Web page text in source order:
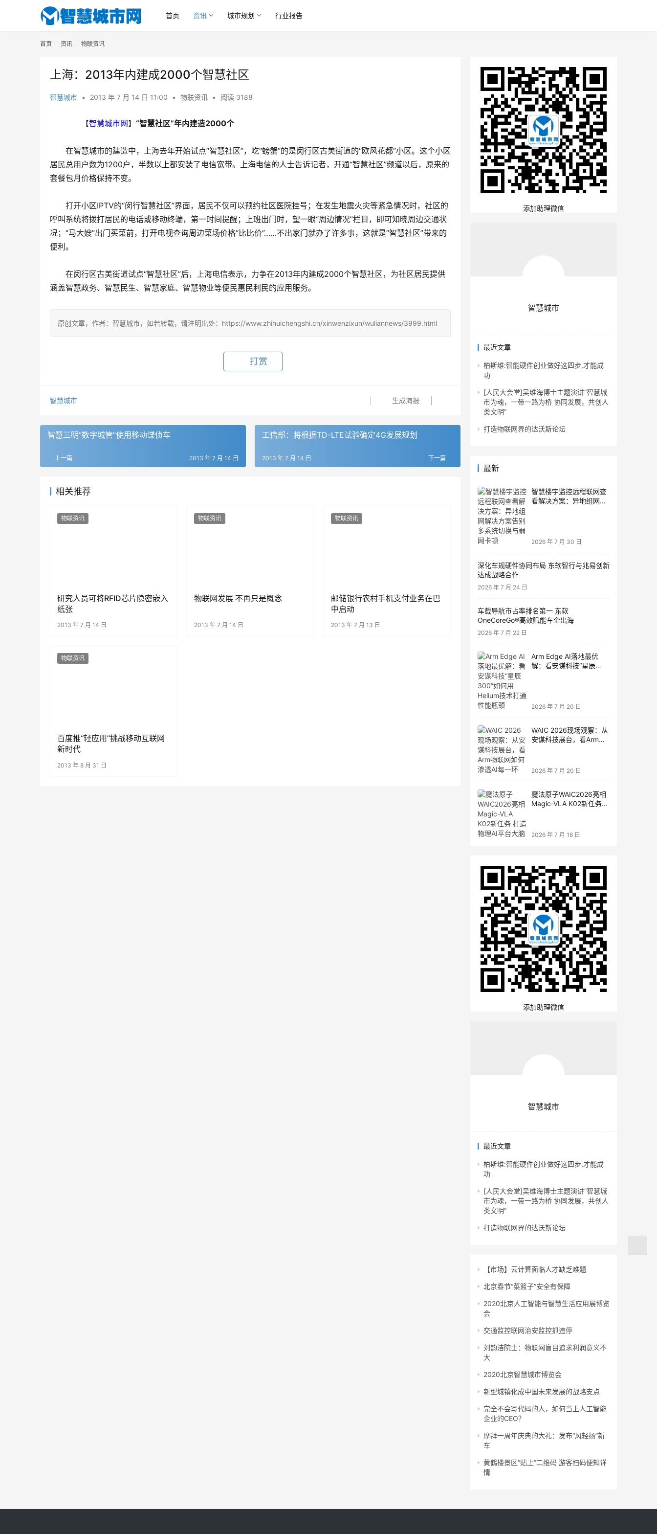
首页 资讯 城市规划 行业报告
首页 资讯 物联资讯
上海：2013年内建成2000个智慧社区
智慧城市 • 2013 年 7 月 14 日 11:00 • 物联资讯 • 阅读 3188
【智慧城市网】 “智慧社区”年内建造2000个
在智慧城市的建造中，上海去年开始试点“智慧社区”，吃“螃蟹”的是闵行区古美街道的“欧风花都”小区。这个小区
居民总用户数为1200户，半数以上都安装了电信宽带。上海电信的人士告诉记者，开通“智慧社区”频道以后，原来的
套餐包月价格保持不变。
打开小区IPTV的“闵行智慧社区”界面，居民不仅可以预约社区医院挂号；在发生地震火灾等紧急情况时，社区的
呼叫系统将拨打居民的电话或移动终端，第一时间提醒；上班出门时，望一眼“周边情况”栏目，即可知晓周边交通状
况；“马大嫂”出门买菜前，打开电视查询周边菜场价格“比比价”……不出家门就办了许多事，这就是“智慧社区”带来的
便利。
在闵行区古美街道试点“智慧社区”后，上海电信表示，力争在2013年内建成2000个智慧社区，为社区居民提供
涵盖智慧政务、智慧民生、智慧家庭、智慧物业等便民惠民利民的应用服务。
原创文章，作者：智慧城市，如若转载，请注明出处：https://www.zhihuichengshi.cn/xinwenzixun/wuliannews/3999.html
打赏
智慧城市 生成海报
智慧三明“数字城管”使用移动谍侦车
上一篇 2013 年 7 月 14 日
工信部：将根据TD-LTE试验确定4G发展规划
下一篇
2013 年 7 月 14 日
相关推荐
物联资讯
研究人员可将RFID芯片隐密嵌入
纸张
2013 年 7 月 14 日
物联资讯
物联网发展 不再只是概念
2013 年 7 月 14 日
物联资讯
邮储银行农村手机支付业务在巴
中启动
2013 年 7 月 13 日
物联资讯
百度推“轻应用”挑战移动互联网
新时代
2013 年 8 月 31 日
添加助理微信
智慧城市
最近文章
柏斯维:智能硬件创业做好这四步,才能成
功
[人民大会堂]吴维海博士主题演讲“智慧城
市为魂，一带一路为桥 协同发展，共创人
类文明”
打造物联网界的达沃斯论坛
最新
智慧楼宇监控远程联网查
看解决方案：异地组网解
2026 年 7 月 30 日
深化车规硬件协同布局 东软智行与兆易创新
达成战略合作
2026 年 7 月 24 日
车载导航市占率排名第一 东软
OneCoreGo®高效赋能车企出海
2026 年 7 月 22 日
Arm Edge AI落地最优
解：看安谋科技“星辰
2026 年 7 月 20 日
WAIC 2026现场观察：从
安谋科技展台，看Arm物
2026 年 7 月 20 日
魔法原子WAIC2026亮相
Magic-VLA K02新任务
2026 年 7 月 18 日
添加助理微信
智慧城市
最近文章
柏斯维:智能硬件创业做好这四步,才能成
功
[人民大会堂]吴维海博士主题演讲“智慧城
市为魂，一带一路为桥 协同发展，共创人
类文明”
打造物联网界的达沃斯论坛
【市场】云计算面临人才缺乏难题
北京春节“菜篮子”安全有保障
2020北京人工智能与智慧生活应用展博览
会
交通监控联网治安监控抓违停
刘韵洁院士：物联网盲目追求利润意义不
大
2020北京智慧城市博览会
新型城镇化成中国未来发展的战略支点
完全不会写代码的人，如何当上人工智能
企业的CEO？
摩拜一周年庆典的大礼：发布“风轻扬”新
车
黄鹤楼景区“贴上”二维码 游客扫码便知详
情